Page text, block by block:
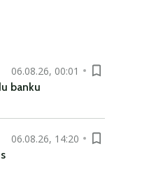
06.08.26, 00:01
banku
06.08.26, 14:20